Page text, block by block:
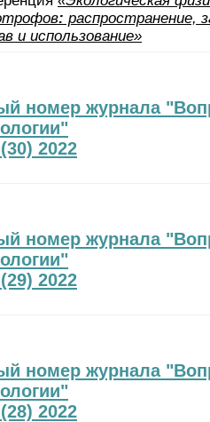
: распространение,
и использование»
номер журнала
2022
номер журнала
2022
номер журнала
2022